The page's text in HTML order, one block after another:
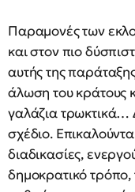
Παραμονές των
και στον πιο
αυτής της
άλωση του κράτους
γαλάζια τρωκτικά…
σχέδιο.
διαδικασίες,
δημοκρατικό τρόπο,